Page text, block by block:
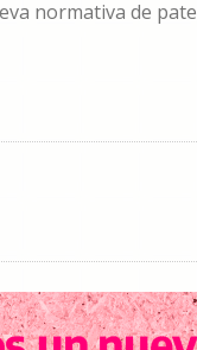
normativa de